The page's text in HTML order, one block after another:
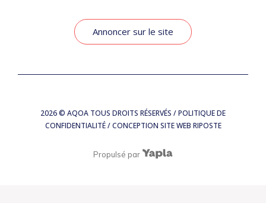
Annoncer sur le site
2026© AQOA TOUS DROITS RÉSERVÉS /POLITIQUE DE
CONFIDENTIALITÉ/ CONCEPTION SITE WEB RIPOSTE
Propulsé par